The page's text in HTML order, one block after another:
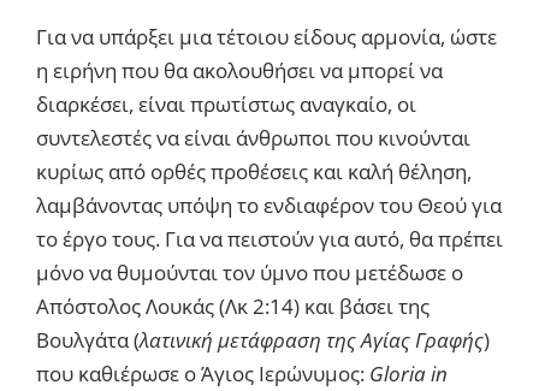
Για να υπάρξει μια τέτοιου είδους αρμονία, ώστε
η ειρήνη που θα ακολουθήσει να μπορεί να
διαρκέσει, είναι πρωτίστως αναγκαίο, οι
συντελεστές να είναι άνθρωποι που κινούνται
κυρίως από ορθές προθέσεις και καλή θέληση,
λαμβάνοντας υπόψη το ενδιαφέρον του Θεού για
το έργο τους. Για να πειστούν για αυτό, θα πρέπει
μόνο να θυμούνται τον ύμνο που μετέδωσε ο
Απόστολος Λουκάς (Λκ 2:14) και βάσει της
Βουλγάτα (λατινική μετάφραση της Αγίας Γραφής)
που καθιέρωσε ο Άγιος Ιερώνυμος: Gloria in